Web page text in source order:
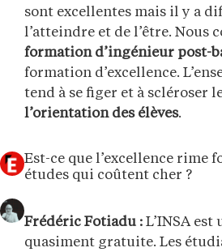
sont excellentes mais il y a
l’atteindre et de l’être. Nous
formation d’ingénieur post-
formation d’excellence.
tend à se figer et à scléroser
l’orientation des élèves.
Est-ce que l’excellence rime
études qui coûtent cher ?
Frédéric Fotiadu : L’INSA est
quasiment gratuite. Les